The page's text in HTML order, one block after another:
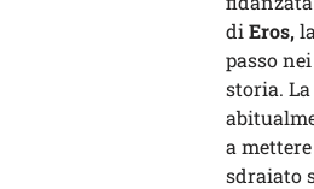
di Eros,
passo
storia.
a
sdraiato